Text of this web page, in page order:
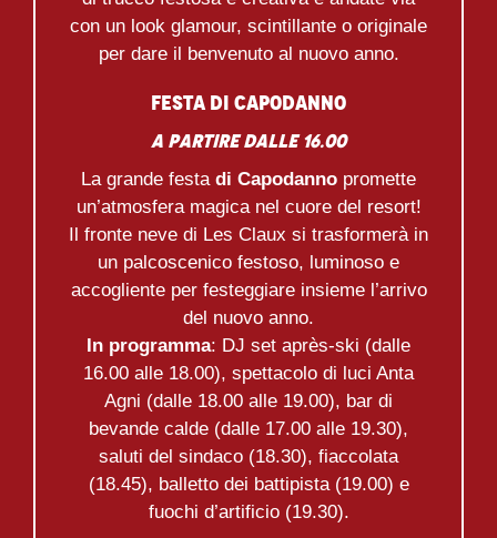
con un look glamour, scintillante o originale
per dare il benvenuto al nuovo anno.
FESTA DI CAPODANNO
A partire dalle 16.00
La grande festa di Capodanno promette
un’atmosfera magica nel cuore del resort!
Il fronte neve di Les Claux si trasformerà in
un palcoscenico festoso, luminoso e
accogliente per festeggiare insieme l’arrivo
del nuovo anno.
In programma: DJ set après-ski (dalle
16.00 alle 18.00), spettacolo di luci Anta
Agni (dalle 18.00 alle 19.00), bar di
bevande calde (dalle 17.00 alle 19.30),
saluti del sindaco (18.30), fiaccolata
(18.45), balletto dei battipista (19.00) e
fuochi d’artificio (19.30).